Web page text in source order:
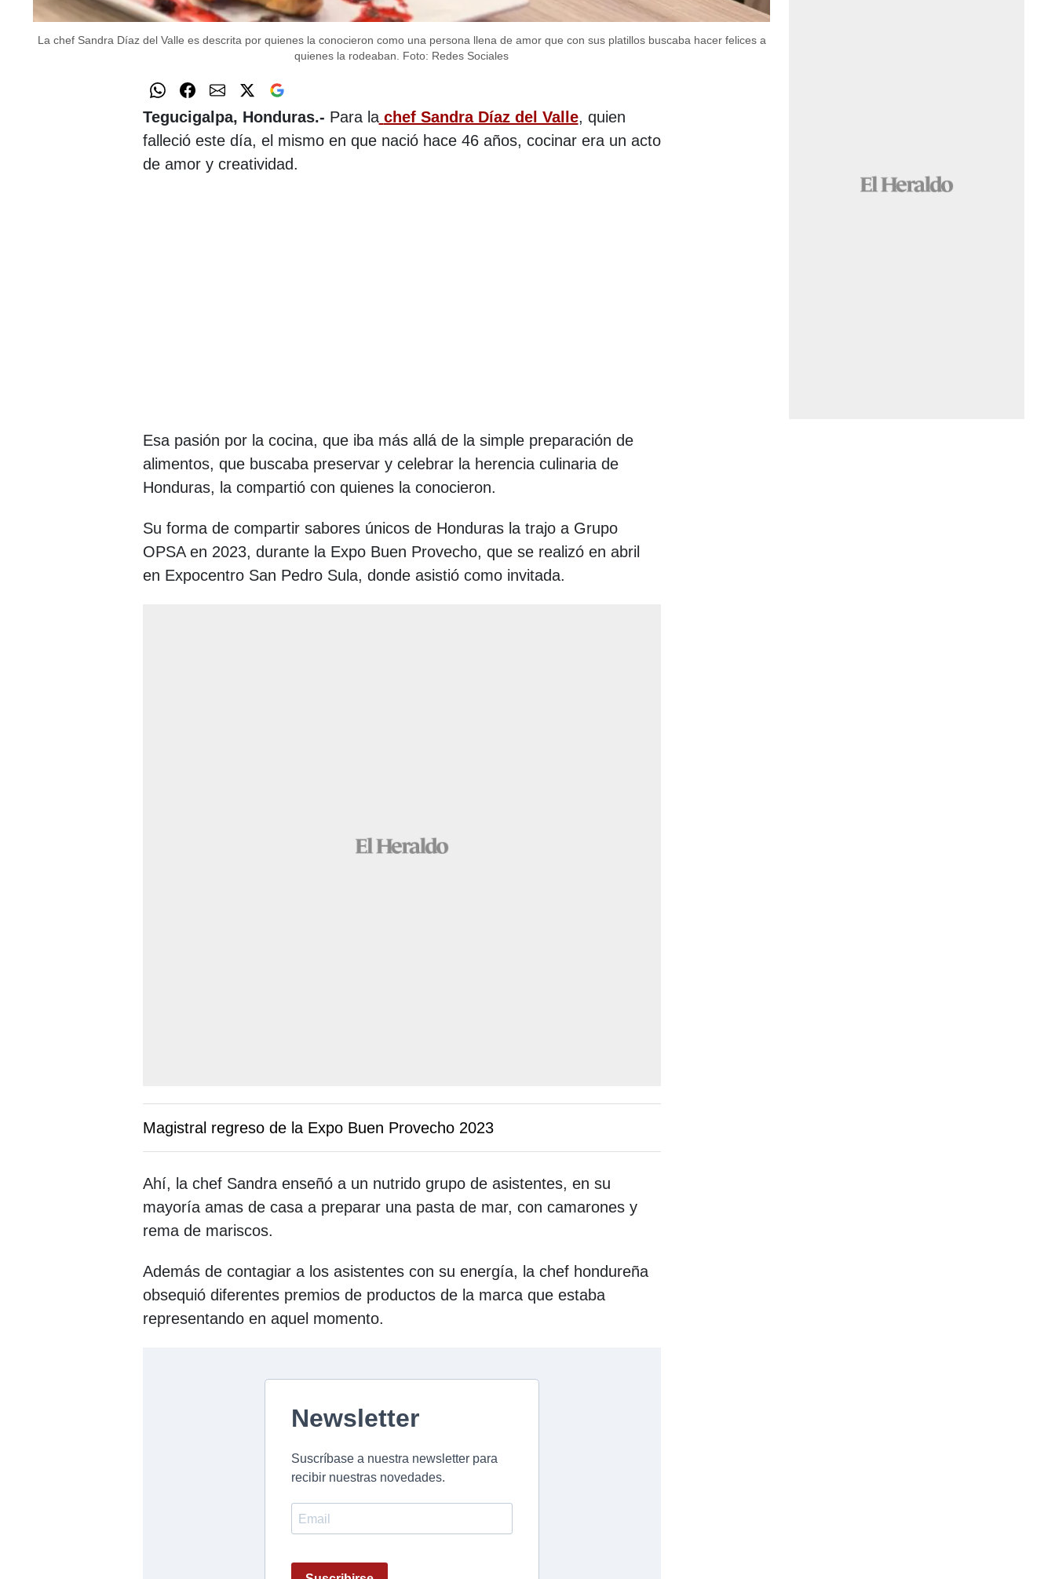
La chef Sandra Díaz del Valle es descrita por quienes la conocieron como una persona llena de amor que con sus platillos buscaba hacer felices a
quienes la rodeaban.
Foto: Redes Sociales
Tegucigalpa, Honduras.- Para la chef Sandra Díaz del Valle, quien
falleció este día, el mismo en que nació hace 46 años, cocinar era un acto
de amor y creatividad.
Esa pasión por la cocina, que iba más allá de la simple preparación de
alimentos, que buscaba preservar y celebrar la herencia culinaria de
Honduras, la compartió con quienes la conocieron.
Su forma de compartir sabores únicos de Honduras la trajo a Grupo
OPSA en 2023, durante la Expo Buen Provecho, que se realizó en abril
en Expocentro San Pedro Sula, donde asistió como invitada.
Magistral regreso de la Expo Buen Provecho 2023
Ahí, la chef Sandra enseñó a un nutrido grupo de asistentes, en su
mayoría amas de casa a preparar una pasta de mar, con camarones y
rema de mariscos.
Además de contagiar a los asistentes con su energía, la chef hondureña
obsequió diferentes premios de productos de la marca que estaba
representando en aquel momento.